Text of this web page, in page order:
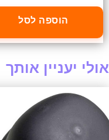
הוספה לסל
אולי יעניין אותך